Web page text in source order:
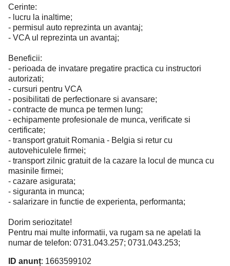
Cerinte:
- lucru la inaltime;
- permisul auto reprezinta un avantaj;
- VCA ul reprezinta un avantaj;
Beneficii:
- perioada de invatare pregatire practica cu instructori
autorizati;
- cursuri pentru VCA
- posibilitati de perfectionare si avansare;
- contracte de munca pe termen lung;
- echipamente profesionale de munca, verificate si
certificate;
- transport gratuit Romania - Belgia si retur cu
autovehiculele firmei;
- transport zilnic gratuit de la cazare la locul de munca cu
masinile firmei;
- cazare asigurata;
- siguranta in munca;
- salarizare in functie de experienta, performanta;
Dorim seriozitate!
Pentru mai multe informatii, va rugam sa ne apelati la
numar de telefon: 0731.043.257; 0731.043.253;
ID anunț: 1663599102